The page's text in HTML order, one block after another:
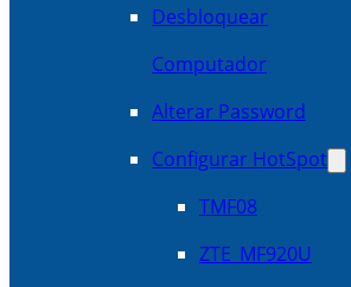
Desbloquear
Computador
Alterar Password
Configurar HotSpot
TMF08
ZTE_MF920U